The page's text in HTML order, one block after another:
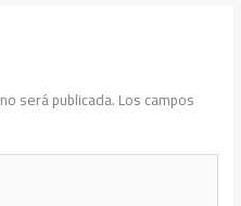
será publicada.Los campos